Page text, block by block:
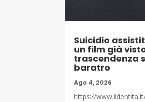
Suicidio
un film già
trascendenza
baratro
Ago 4, 2026
https://